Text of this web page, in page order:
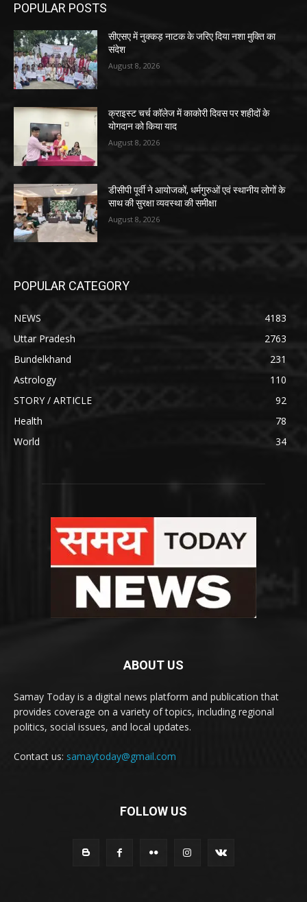
POPULAR POSTS
सीएसए में नुक्कड़ नाटक के जरिए दिया नशा मुक्ति का
संदेश
August 8, 2026
क्राइस्ट चर्च कॉलेज में काकोरी दिवस पर शहीदों के
योगदान को किया याद
August 8, 2026
डीसीपी पूर्वी ने आयोजकों, धर्मगुरुओं एवं स्थानीय लोगों के
साथ की सुरक्षा व्यवस्था की समीक्षा
August 8, 2026
POPULAR CATEGORY
NEWS
4183
Uttar Pradesh
2763
Bundelkhand
231
Astrology
110
STORY / ARTICLE
92
Health
78
World
34
ABOUT US
Samay Today is a digital news platform and publication that
provides coverage on a variety of topics, including regional
politics, social issues, and local updates.
Contact us: samaytoday@gmail.com
FOLLOW US